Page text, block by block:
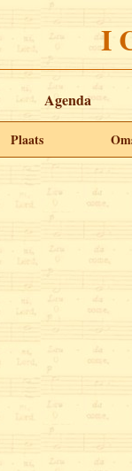
I
Agenda
Plaats